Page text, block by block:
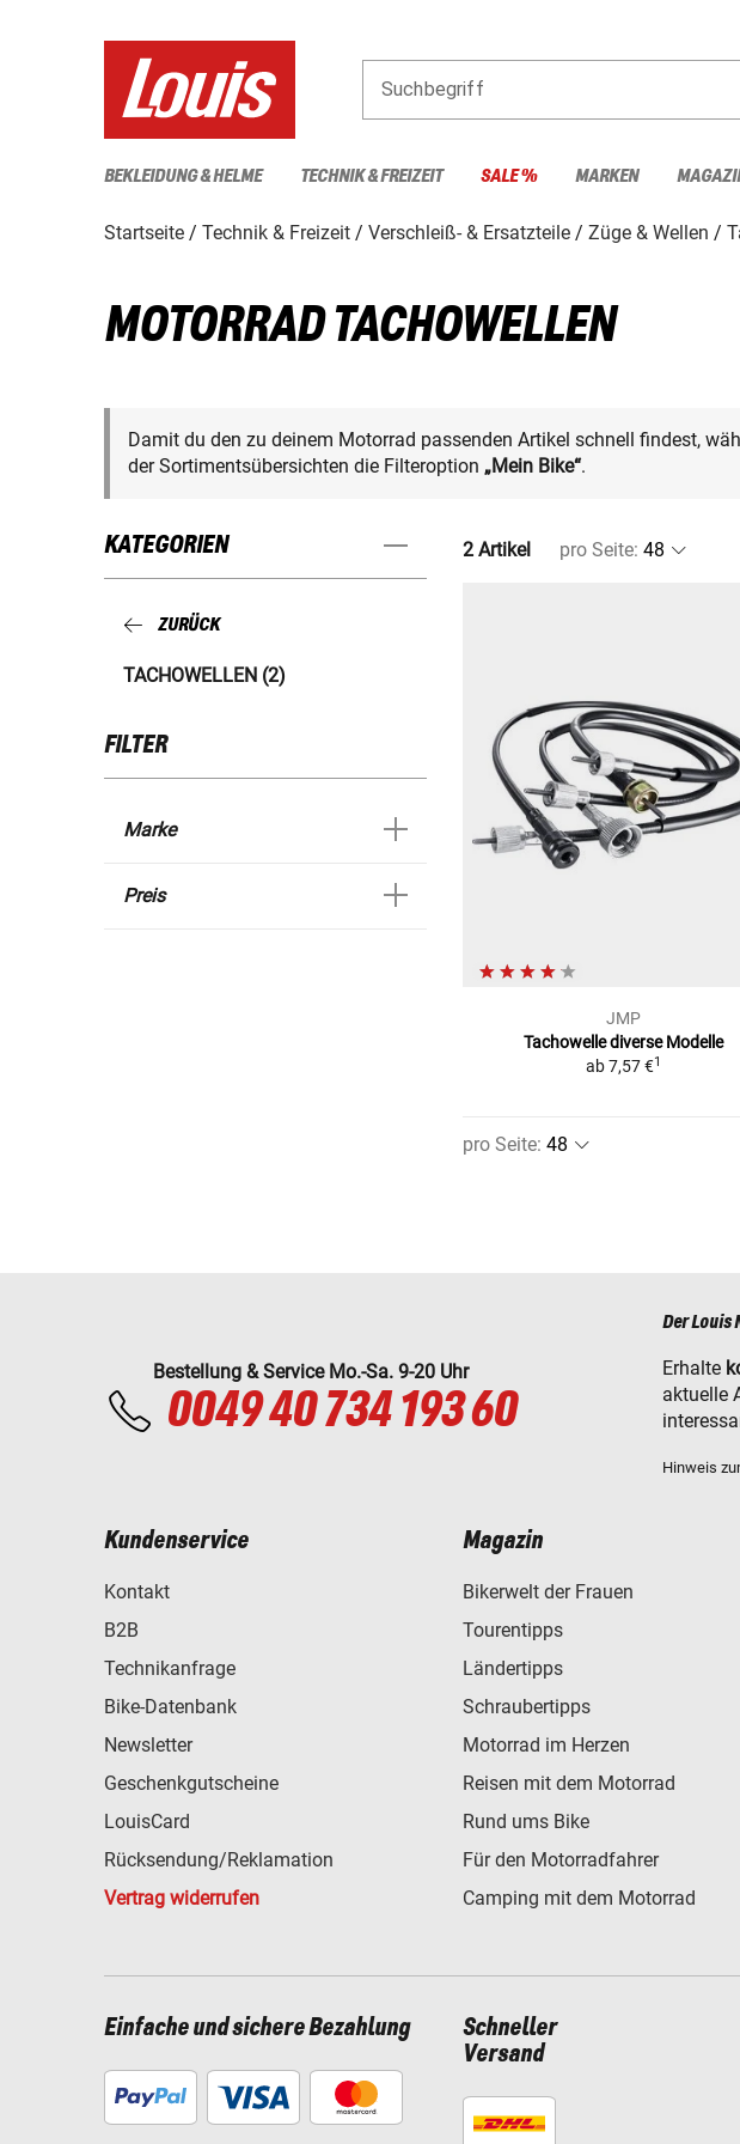
Suchbegriff
BEKLEIDUNG & HELME TECHNIK & FREIZEIT SALE % MARKEN
Startseite Technik & Freizeit Verschleiß- & Ersatzteile Züge & Wellen
MOTORRAD TACHOWELLEN
Damit du den zu deinem Motorrad passenden Artikel schnell findest,
der Sortimentsübersichten die Filteroption „Mein Bike“.
KATEGORIEN
ZURÜCK
TACHOWELLEN (2)
FILTER
Marke
Preis
2 Artikel pro Seite:
JMP
Tachowelle diverse Modelle
ab7,57 €1
pro Seite:
Bestellung & Service Mo.-Sa. 9-20 Uhr
0049 40 734 193 60
Der Louis
Erhalte
aktuelle
Hinweis
Kundenservice
Kontakt
B2B
Technikanfrage
Bike-Datenbank
Newsletter
Geschenkgutscheine
LouisCard
Rücksendung/Reklamation
Vertrag widerrufen
Magazin
Bikerwelt der Frauen
Tourentipps
Ländertipps
Schraubertipps
Motorrad im Herzen
Reisen mit dem Motorrad
Rund ums Bike
Für den Motorradfahrer
Camping mit dem Motorrad
Einfache und sichere Bezahlung
Schneller
Versand